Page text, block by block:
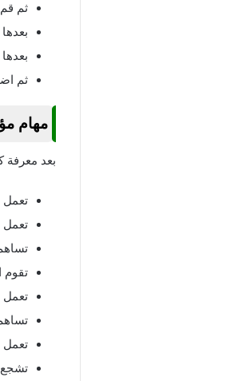
ثم
ثم
مهام
بعد
تعمل
تعمل
تقوم
تعمل
تعمل
تشجع